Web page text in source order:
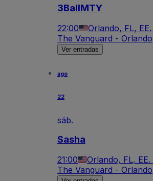
3BallMTY
22:00 Orlando, FL,
The Vanguard - Orlando
Ver entradas
ago
22
sáb.
Sasha
21:00 Orlando, FL, EE.
The Vanguard - Orlando